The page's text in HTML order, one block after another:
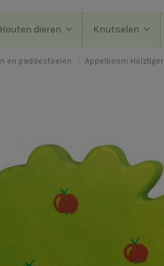
Houten dieren Knutselen
en paddestoelen Appelboom Holztiger